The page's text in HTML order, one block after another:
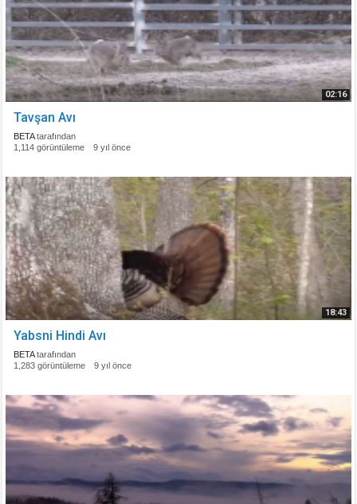
02:16
Tavşan Avı
BETAtarafından
1,114 görüntüleme
9 yıl önce
18:43
Yabsni Hindi Avı
BETAtarafından
1,283 görüntüleme
9 yıl önce